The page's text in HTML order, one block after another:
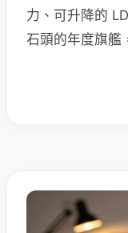
力、可升降的
石頭的年度旗艦